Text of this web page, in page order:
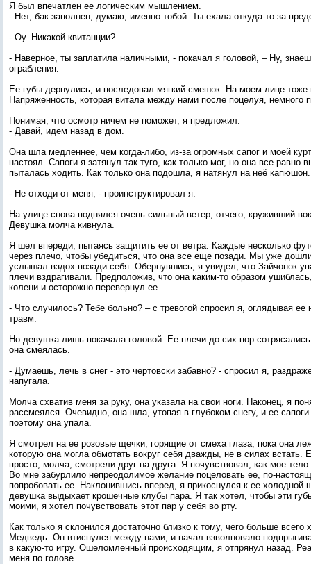
Я был впечатлен ее логическим мышлением.
- Нет, бак заполнен, думаю, именно тобой. Ты ехала откуда-то за
- Оу. Никакой квитанции?
- Наверное, ты заплатила наличными, - покачал я головой, – Ну,
ограбления.
Ее губы дернулись, и последовал мягкий смешок. На моем лице тоже
Напряженность, которая витала между нами после поцелуя, немного
Понимая, что осмотр ничем не поможет, я предложил:
- Давай, идем назад в дом.
Она шла медленнее, чем когда-либо, из-за огромных сапог и моей
настоял. Сапоги я затянул так туго, как только мог, но она все равно
пыталась ходить. Как только она подошла, я натянул на неё капюшон.
- Не отходи от меня, - проинструктировал я.
На улице снова поднялся очень сильный ветер, отчего, круживший
Девушка молча кивнула.
Я шел впереди, пытаясь защитить ее от ветра. Каждые несколько
через плечо, чтобы убедиться, что она все еще позади. Мы уже
услышал вздох позади себя. Обернувшись, я увидел, что Зайчонок
плечи вздрагивали. Предположив, что она каким-то образом
колени и осторожно перевернул ее.
- Что случилось? Тебе больно? – с тревогой спросил я, оглядывая ее
травм.
Но девушка лишь покачала головой. Ее плечи до сих пор
она смеялась.
- Думаешь, лечь в снег - это чертовски забавно? - спросил я,
напугала.
Молча схватив меня за руку, она указала на свои ноги. Наконец, я
рассмеялся. Очевидно, она шла, утопая в глубоком снегу, и ее
поэтому она упала.
Я смотрел на ее розовые щечки, горящие от смеха глаза, пока она
которую она могла обмотать вокруг себя дважды, не в силах встать.
просто, молча, смотрели друг на друга. Я почувствовал, как мое тело
Во мне забурлило непреодолимое желание поцеловать ее, по-
попробовать ее. Наклонившись вперед, я прикоснулся к ее холодной
девушка выдыхает крошечные клубы пара. Я так хотел, чтобы эти
моими, я хотел почувствовать этот пар у себя во рту.
Как только я склонился достаточно близко к тому, чего больше всего
Медведь. Он втиснулся между нами, и начал взволновало
в какую-то игру. Ошеломленный происходящим, я отпрянул назад.
меня по голове.